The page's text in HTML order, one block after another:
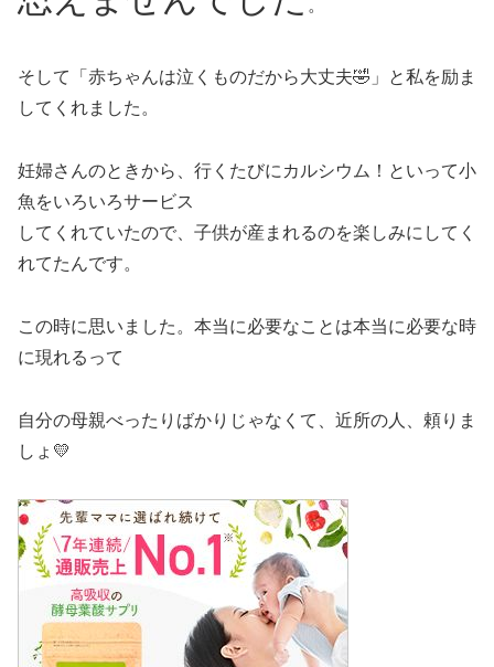
。
そして「赤ちゃんは泣くものだから大丈夫🤣」と私を励ま
してくれました。
妊婦さんのときから、行くたびにカルシウム！といって小
魚をいろいろサービス
してくれていたので、子供が産まれるのを楽しみにしてく
れてたんです。
この時に思いました。本当に必要なことは本当に必要な時
に現れるって
自分の母親べったりばかりじゃなくて、近所の人、頼りま
しょ💛